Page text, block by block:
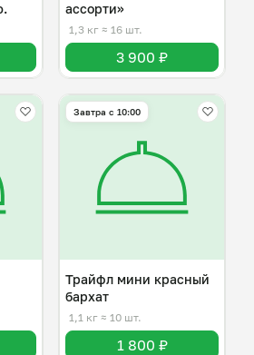
ассорти»
1,3 кг ≈ 16 шт.
3 900 ₽
Завтра c 10:00
Трайфл мини красный
бархат
1,1 кг ≈ 10 шт.
1 800 ₽